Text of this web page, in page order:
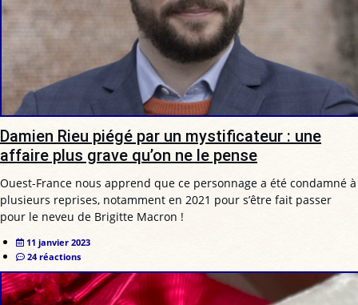
Damien Rieu piégé par un mystificateur : une
affaire plus grave qu’on ne le pense
Ouest-France nous apprend que ce personnage a été condamné à
plusieurs reprises, notamment en 2021 pour s’être fait passer
pour le neveu de Brigitte Macron !
11 janvier 2023
24 réactions